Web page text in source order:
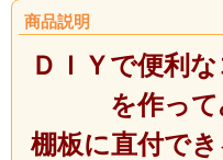
商品説明
ＤＩＹで便利
を作っ
棚板に直付で